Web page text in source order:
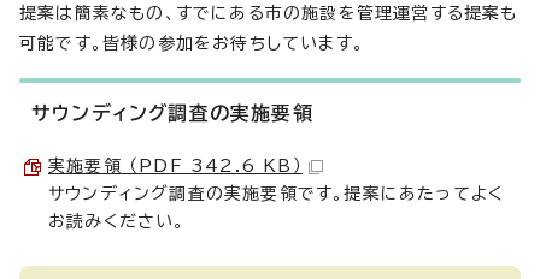
提案は簡素なもの、すでにある市の施設を管理運営する提案も
可能です。皆様の参加をお待ちしています。
サウンディング調査の実施要領
実施要領 （PDF 342.6 KB）
サウンディング調査の実施要領です。提案にあたってよく
お読みください。